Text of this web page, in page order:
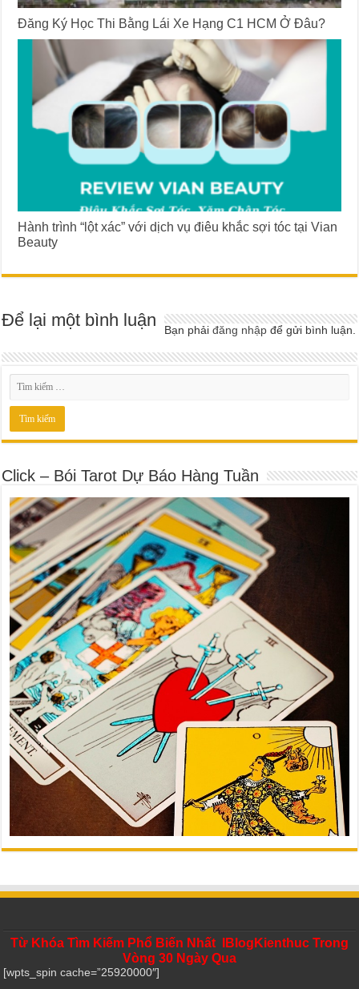
Đăng Ký Học Thi Bằng Lái Xe Hạng C1 HCM Ở Đâu?
Hành trình “lột xác” với dịch vụ điêu khắc sợi tóc tại Vian
Beauty
Để lại một bình luận Bạn phảiđăng nhập để gửi bình luận.
Click – Bói Tarot Dự Báo Hàng Tuần
Từ Khóa Tìm Kiếm Phổ Biến Nhất IBlogKienthuc Trong
Vòng 30 Ngày Qua
[wpts_spin cache=”25920000″]